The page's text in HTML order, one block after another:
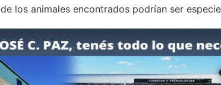
los animales encontrados podrían ser